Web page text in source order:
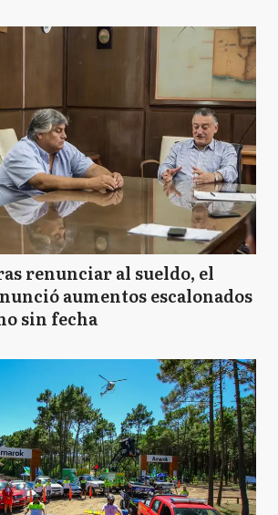
renunciar al sueldo, el
aumentos escalonados
sin fecha